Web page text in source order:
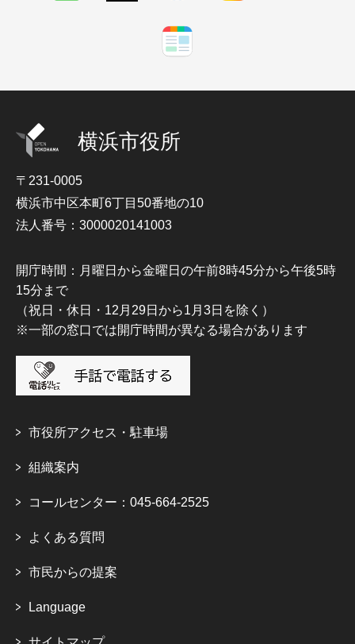
横浜市役所
〒231-0005
横浜市中区本町6丁目50番地の10
法人番号：3000020141003
開庁時間：月曜日から金曜日の午前8時45分から午後5時
15分まで
（祝日・休日・12月29日から1月3日を除く）
※一部の窓口では開庁時間が異なる場合があります
市役所アクセス・駐車場
組織案内
コールセンター：045-664-2525
よくある質問
市民からの提案
Language